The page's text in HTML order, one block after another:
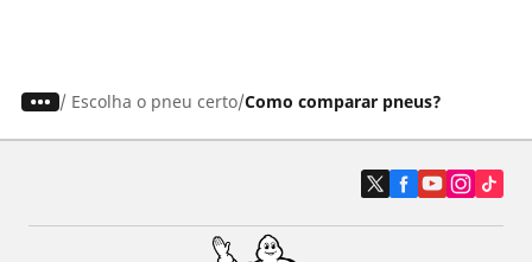
/ Escolha o pneu certo Como comparar pneus?